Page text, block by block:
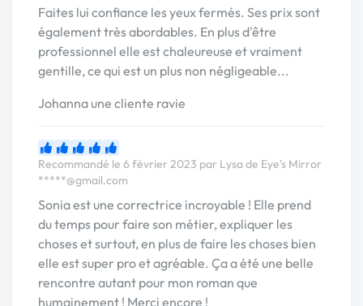
Faites lui confiance les yeux fermés. Ses prix sont
également très abordables. En plus d'être
professionnel elle est chaleureuse et vraiment
gentille, ce qui est un plus non négligeable...
Johanna une cliente ravie
Recommandé le 6 février 2023 par Lysa de Eye's Mirror
*****@gmail.com
Sonia est une correctrice incroyable ! Elle prend
du temps pour faire son métier, expliquer les
choses et surtout, en plus de faire les choses bien
elle est super pro et agréable. Ça a été une belle
rencontre autant pour mon roman que
humainement ! Merci encore !